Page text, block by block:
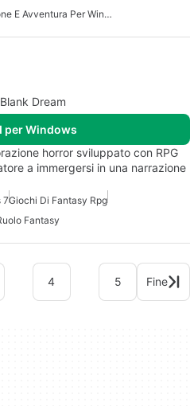
Giochi Di Azione E Avventura Per Windows
Dream
per Windows
horror sviluppato con RPG
a immergersi in una narrazione
7Giochi Di Fantasy Rpg
Fantasy
4 5 Fine